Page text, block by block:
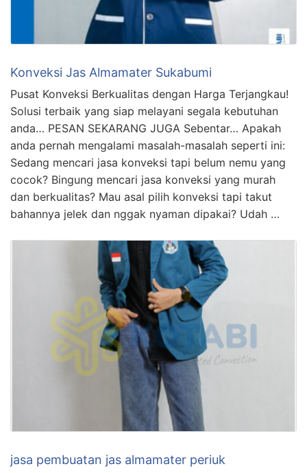
Konveksi Jas Almamater Sukabumi
Pusat Konveksi Berkualitas dengan Harga Terjangkau!
Solusi terbaik yang siap melayani segala kebutuhan
anda… PESAN SEKARANG JUGA Sebentar… Apakah
anda pernah mengalami masalah-masalah seperti ini:
Sedang mencari jasa konveksi tapi belum nemu yang
cocok? Bingung mencari jasa konveksi yang murah
dan berkualitas? Mau asal pilih konveksi tapi takut
bahannya jelek dan nggak nyaman dipakai? Udah …
jasa pembuatan jas almamater periuk